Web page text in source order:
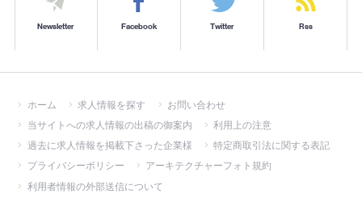
Newsletter Facebook Twitter Rss
ホーム 求人情報を探す
お問い合わせ
当サイトへの求人情報の出稿の御案内
利用上の注意
過去に求人情報を掲載下さった企業様
特定商取引法に関する表記
プライバシーポリシー
アーキテクチャーフォト規約
利用者情報の外部送信について